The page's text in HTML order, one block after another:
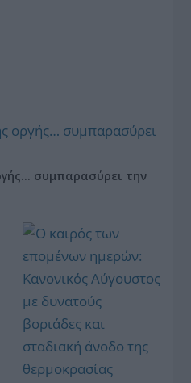
συμπαρασύρει την